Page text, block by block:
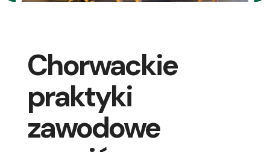
Chorwackie
praktyki
zawodowe